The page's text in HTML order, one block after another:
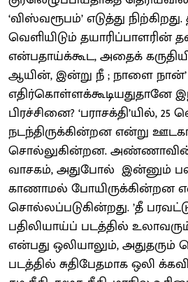
‘விஸ்வரூபம்’ எடுத்து
வெளியிடும் தயாரிப்பாளரின்
என்பதாய்க்கூட, அதைக்
ஆயின், இன்று நீ ; நாளை
எதிர்கொள்ளக்கூடியதுதானே
பிரச்சினை? ‘பராசக்தி’யில், 25
நடந்திருக்கின்றன என்று
சொல்லுகின்றன. அண்ணாவின்
வாசகம், அதுபோல் இன்னும்
காணாமல் போயிருக்கின்றன
சொல்லப்படுகின்றது. ’தீ
பதிலியாய்ப் படத்தில் உலாவரும்
என்பது ஒலியாலும், அதுதரும்
படத்தில் சுதிபேதமாக ஒலி